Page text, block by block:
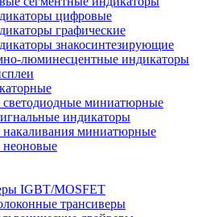
цифровые
графические
знакосинтезирующие
люминесцентные индикаторы
миниатюрные
индикаторы
миниатюрные
IGBT/MOSFET
трансиверы